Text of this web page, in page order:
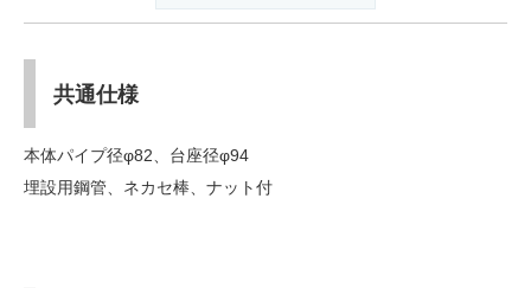
共通仕様
本体パイプ径φ82、台座径φ94
埋設用鋼管、ネカセ棒、ナット付